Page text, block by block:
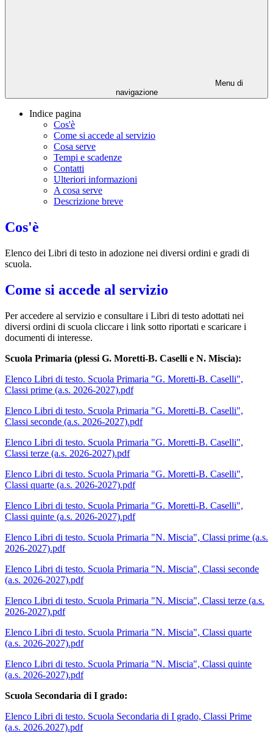
Menu di
navigazione
Indice pagina
Cos'è
Come si accede al servizio
Cosa serve
Tempi e scadenze
Contatti
Ulteriori informazioni
A cosa serve
Descrizione breve
Cos'è
Elenco dei Libri di testo in adozione nei diversi ordini e gradi di
scuola.
Come si accede al servizio
Per accedere al servizio e consultare i Libri di testo adottati nei
diversi ordini di scuola cliccare i link sotto riportati e scaricare i
documenti di interesse.
Scuola Primaria (plessi G. Moretti-B. Caselli e N. Miscia):
Elenco Libri di testo. Scuola Primaria "G. Moretti-B. Caselli",
Classi prime (a.s. 2026-2027).pdf
Elenco Libri di testo. Scuola Primaria "G. Moretti-B. Caselli",
Classi seconde (a.s. 2026-2027).pdf
Elenco Libri di testo. Scuola Primaria "G. Moretti-B. Caselli",
Classi terze (a.s. 2026-2027).pdf
Elenco Libri di testo. Scuola Primaria "G. Moretti-B. Caselli",
Classi quarte (a.s. 2026-2027).pdf
Elenco Libri di testo. Scuola Primaria "G. Moretti-B. Caselli",
Classi quinte (a.s. 2026-2027).pdf
Elenco Libri di testo. Scuola Primaria "N. Miscia", Classi prime (a.s.
2026-2027).pdf
Elenco Libri di testo. Scuola Primaria "N. Miscia", Classi seconde
(a.s. 2026-2027).pdf
Elenco Libri di testo. Scuola Primaria "N. Miscia", Classi terze (a.s.
2026-2027).pdf
Elenco Libri di testo. Scuola Primaria "N. Miscia", Classi quarte
(a.s. 2026-2027).pdf
Elenco Libri di testo. Scuola Primaria "N. Miscia", Classi quinte
(a.s. 2026-2027).pdf
Scuola Secondaria di I grado:
Elenco Libri di testo. Scuola Secondaria di I grado, Classi Prime
(a.s. 2026.2027).pdf